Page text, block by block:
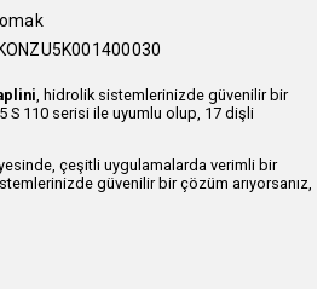
, hidrolik sistemlerinizde güvenilir bir
S 110 serisi ile uyumlu olup, 17 dişli
çeşitli uygulamalarda verimli bir
güvenilir bir çözüm arıyorsanız,